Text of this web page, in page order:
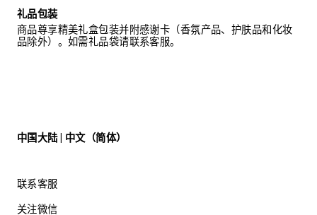
礼品包装
商品尊享精美礼盒包装并附感谢卡（香氛产品、护肤品和化妆
品除外）。如需礼品袋请联系客服。
中国大陆 | 中文（简体）
联系客服
关注微信